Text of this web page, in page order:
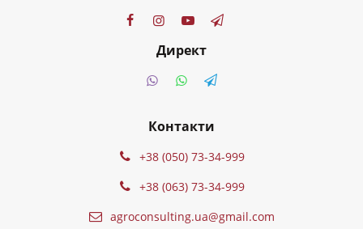
Директ
Контакти
+38 (050) 73-34-999
+38 (063) 73-34-999
agroconsulting.ua@gmail.com